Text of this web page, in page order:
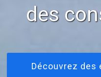
des
Découvrez des